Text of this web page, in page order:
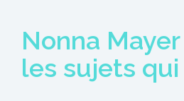
Nonna
les sujets